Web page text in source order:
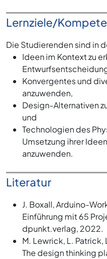
Lernziele/
Die Studierenden sind in
Ideen im Kontext zu
Konvergentes und
anzuwenden,
Design-Alternativen
und
Technologien des
Umsetzung ihrer
anzuwenden.
Literatur
J. Boxall, Arduino-
Einführung mit 65
dpunkt.verlag, 2022.
M. Lewrick, L. Patrick,
The design thinking